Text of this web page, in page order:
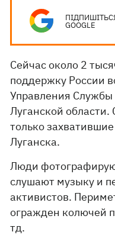
GOOGLE
Сейчас около 2
поддержку России
Управления Службы
Луганской
только
Луганска.
Люди
слушают музыку и
активистов.
огражден колючей
тд.